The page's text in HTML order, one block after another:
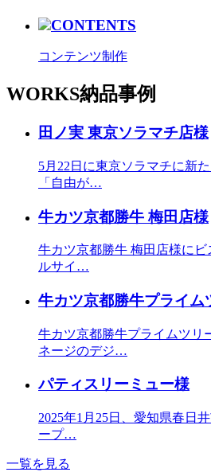
CONTENTS
コンテンツ制作
WORKS納品事例
田ノ実 東京ソラマチ店様
5月22日に東京ソラマチに新
「自由が…
牛カツ京都勝牛 梅田店様
牛カツ京都勝牛 梅田店様に
ルサイ…
牛カツ京都勝牛プライム
牛カツ京都勝牛プライムツリ
ネージのデジ…
パティスリーミュー様
2025年1月25日、愛知県春日
ープ…
一覧を見る